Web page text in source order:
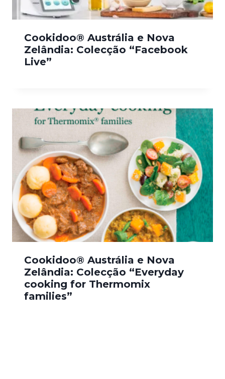
Cookidoo® Austrália e Nova
Zelândia: Colecção “Facebook
Live”
Cookidoo® Austrália e Nova
Zelândia: Colecção “Everyday
cooking for Thermomix
families”